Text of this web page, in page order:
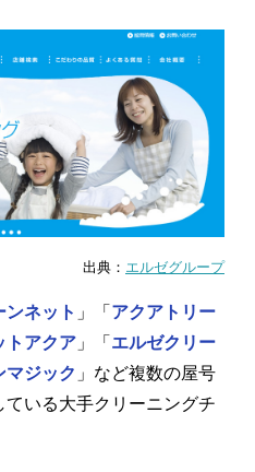
出典： エルゼグループ
ンネット 」「 アクアトリー
トアクア 」「 エルゼクリー
マジック 」など複数の屋号
いる大手クリーニングチ